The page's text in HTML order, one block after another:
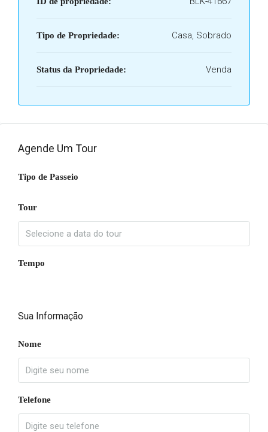
Tipo de Propriedade: Casa, Sobrado
Status da Propriedade: Venda
Agende Um Tour
Tipo de Passeio
Tour
Tempo
Sua Informação
Nome
Telefone